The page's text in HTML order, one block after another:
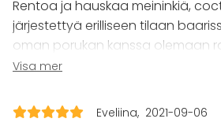
Kock- / drinkskola
Rentoa ja hauskaa meininkiä,
järjestettyä erilliseen tilaan
oman porukan kanssa olemaan
baarimestari palveli oikein hyvin!
Visa mer
Eveliina 2021-09-06